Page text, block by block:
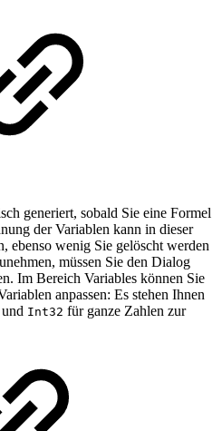
generiert, sobald Sie eine Formel
der Variablen kann in dieser
ebenso wenig Sie gelöscht werden
müssen Sie den Dialog
Im Bereich Variables können Sie
anpassen: Es stehen Ihnen
Int32 für ganze Zahlen zur